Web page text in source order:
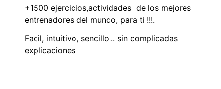
+1500 ejercicios,actividades de los mejores
entrenadores del mundo, para ti !!!.
Facil, intuitivo, sencillo... sin complicadas
explicaciones